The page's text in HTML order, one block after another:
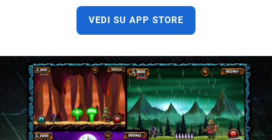
VEDI SU APP STORE